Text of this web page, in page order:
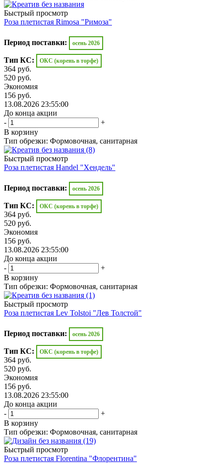
Быстрый просмотр
Роза плетистая Rimosa "Римоза"
Период поставки: осень 2026
Тип КС: ОКС (корень в торфе)
364 руб.
520 руб.
Экономия
156 руб.
13.08.2026 23:55:00
До конца акции
-
+
В корзину
Тип обрезки: Формовочная, санитарная
Быстрый просмотр
Роза плетистая Handel "Хендель"
Период поставки: осень 2026
Тип КС: ОКС (корень в торфе)
364 руб.
520 руб.
Экономия
156 руб.
13.08.2026 23:55:00
До конца акции
-
+
В корзину
Тип обрезки: Формовочная, санитарная
Быстрый просмотр
Роза плетистая Lev Tolstoi "Лев Толстой"
Период поставки: осень 2026
Тип КС: ОКС (корень в торфе)
364 руб.
520 руб.
Экономия
156 руб.
13.08.2026 23:55:00
До конца акции
-
+
В корзину
Тип обрезки: Формовочная, санитарная
Быстрый просмотр
Роза плетистая Florentina "Флорентина"